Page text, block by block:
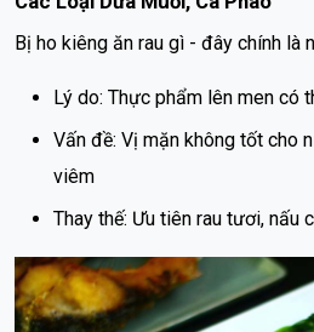
Bị ho kiêng ăn rau gì - đây chính là
Lý do: Thực phẩm lên men có
Vấn đề: Vị mặn không tốt cho
viêm
Thay thế: Ưu tiên rau tươi, nấu